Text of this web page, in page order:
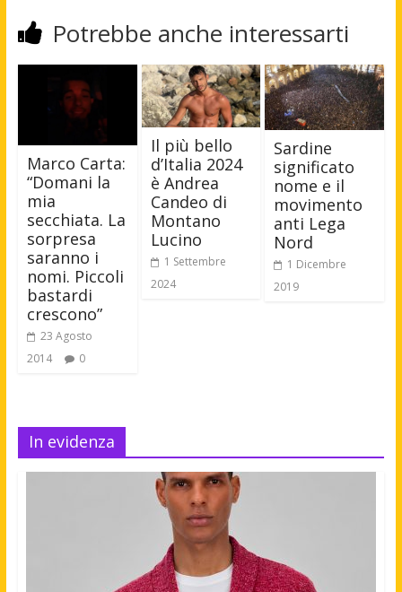
Potrebbe anche interessarti
Marco Carta:
“Domani la
mia
secchiata. La
sorpresa
saranno i
nomi. Piccoli
bastardi
crescono”
23 Agosto
2014
0
Il più bello
d’Italia 2024
è Andrea
Candeo di
Montano
Lucino
1 Settembre
2024
Sardine
significato
nome e il
movimento
anti Lega
Nord
1 Dicembre
2019
In evidenza